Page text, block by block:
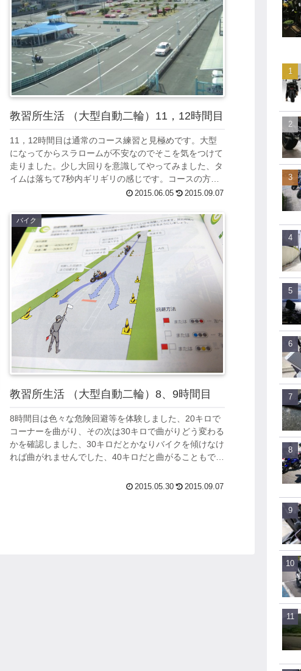
教習所生活 （大型自動二輪）11，12時間目
11，12時間目は通常のコース練習と見極めです。大型
になってからスラロームが不安なのでそこを気をつけて
走りました。少し大回りを意識してやってみました、タ
イムは落ちて7秒内ギリギリの感じです。コースの方は
覚えてバッチリなので、１段階用の急制動...
2015.06.05 2015.09.07
バイク
教習所生活 （大型自動二輪）8、9時間目
8時間目は色々な危険回避等を体験しました、20キロで
コーナーを曲がり、その次は30キロで曲がりどう変わる
かを確認しました、30キロだとかなりバイクを傾けなけ
れば曲がれませんでした、40キロだと曲がることもでき
2015.05.30 2015.09.07